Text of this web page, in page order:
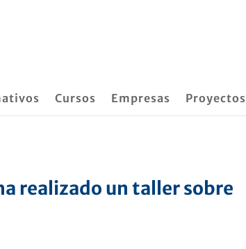
Cursos Empresas Proyectos
realizado un taller sobre